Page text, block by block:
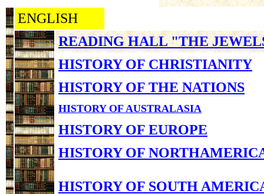
ENGLISH
READING HALL "THE
HISTORY OF CHRISTIANITY
HISTORY OF THE NATIONS
HISTORY OF AUSTRALASIA
HISTORY OF EUROPE
HISTORY OF
HISTORY OF SOUTH